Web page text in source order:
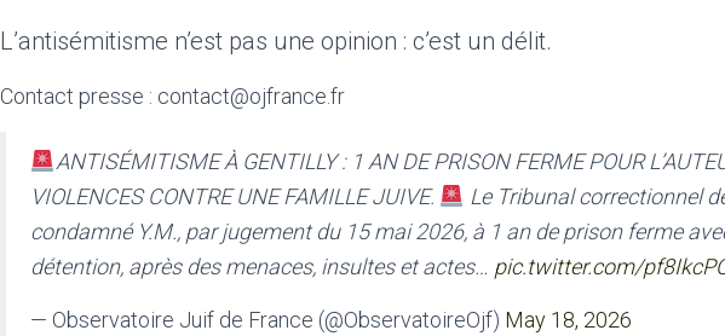
L’antisémitisme n’est pas une opinion : c’est un délit.
Contact presse : contact@ojfrance.fr
ANTISÉMITISME À GENTILLY : 1 AN DE PRISON FERME POUR
VIOLENCES CONTRE UNE FAMILLE JUIVE.
Le Tribunal correctionnel
condamné Y.M., par jugement du 15 mai 2026, à 1 an de prison ferme
détention, après des menaces, insultes et actes… pic.twitter.com/
— Observatoire Juif de France (@ObservatoireOjf) May 18, 2026